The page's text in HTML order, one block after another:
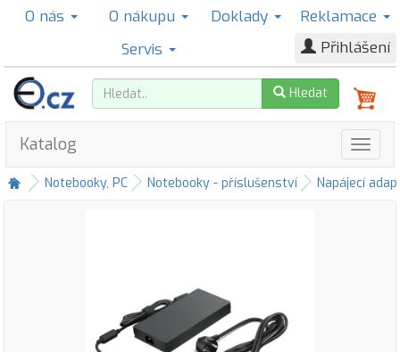
O nás O nákupu Doklady
Reklamace
Servis
Přihlášení
Hledat
Katalog
Notebooky, PC Notebooky - příslušenství Napájecí